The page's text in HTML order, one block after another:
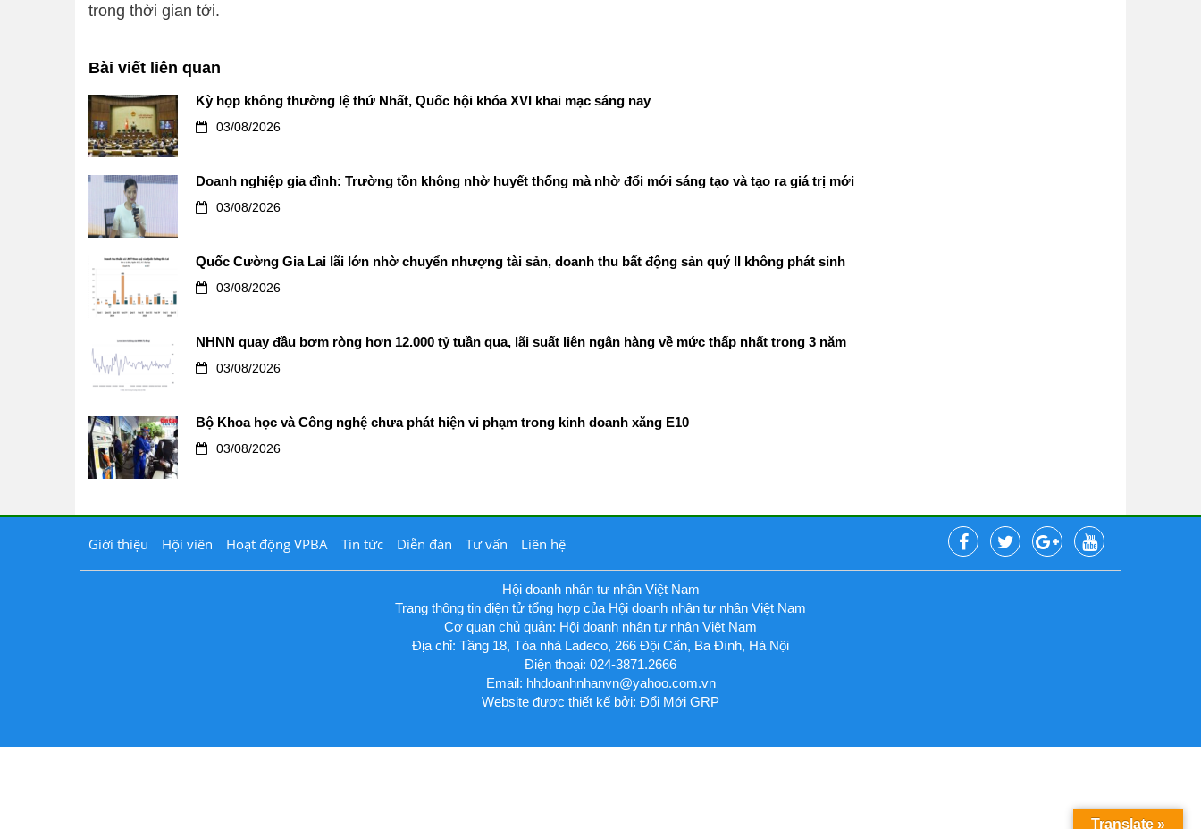
trong thời gian tới.
Bài viết liên quan
Kỳ họp không thường lệ thứ Nhất, Quốc hội khóa XVI khai mạc sáng nay
03/08/2026
Doanh nghiệp gia đình: Trường tồn không nhờ huyết thống mà nhờ đổi mới sáng tạo và tạo ra giá trị mới
03/08/2026
Quốc Cường Gia Lai lãi lớn nhờ chuyển nhượng tài sản, doanh thu bất động sản quý II không phát sinh
03/08/2026
NHNN quay đầu bơm ròng hơn 12.000 tỷ tuần qua, lãi suất liên ngân hàng về mức thấp nhất trong 3 năm
03/08/2026
Bộ Khoa học và Công nghệ chưa phát hiện vi phạm trong kinh doanh xăng E10
03/08/2026
Giới thiệu Hội viên Hoạt động VPBA Tin tức Diễn đàn Tư vấn Liên hệ
Hội doanh nhân tư nhân Việt Nam
Trang thông tin điện tử tổng hợp của Hội doanh nhân tư nhân Việt Nam
Cơ quan chủ quản: Hội doanh nhân tư nhân Việt Nam
Địa chỉ: Tầng 18, Tòa nhà Ladeco, 266 Đội Cấn, Ba Đình, Hà Nội
Điện thoại: 024-3871.2666
Email: hhdoanhnhanvn@yahoo.com.vn
Website được thiết kế bởi: Đổi Mới GRP
Translate »